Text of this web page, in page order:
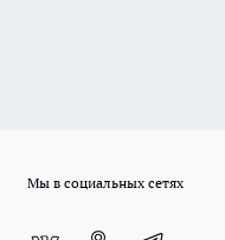
Мы в социальных сетях